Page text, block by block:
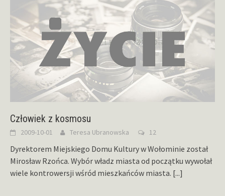
Człowiek z kosmosu
2009-10-01 Teresa Ubranowska 12
Dyrektorem Miejskiego Domu Kultury w Wołominie został
Mirosław Rzońca. Wybór władz miasta od początku wywołał
wiele kontrowersji wśród mieszkańców miasta. [...]